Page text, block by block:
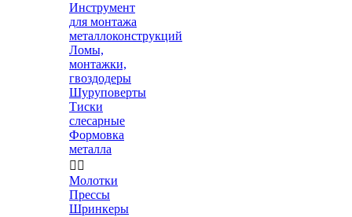
Инструмент
для монтажа
металлоконструкций
Ломы,
монтажки,
гвоздодеры
Шуруповерты
Тиски
слесарные
Формовка
металла
 
Молотки
Прессы
Шринкеры